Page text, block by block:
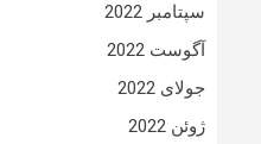
سپتامبر 2022
آگوست 2022
جولای 2022
ژوئن 2022